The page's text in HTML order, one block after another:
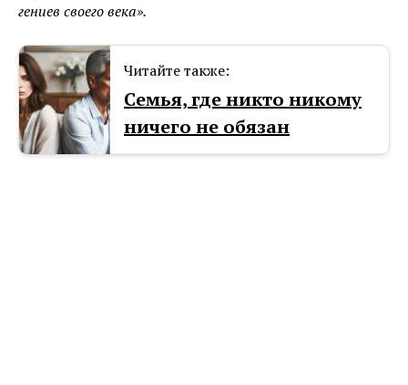
гениев своего века».
Читайте также:
Семья, где никто никому
ничего не обязан